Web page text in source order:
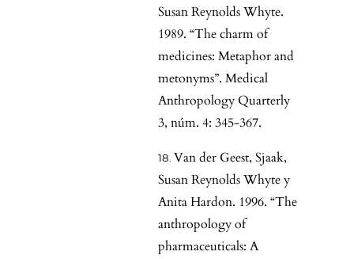
Susan Reynolds Whyte.
1989. “The charm of
medicines: Metaphor and
metonyms”. Medical
Anthropology Quarterly
3, núm. 4: 345-367.
Van der Geest, Sjaak,
Susan Reynolds Whyte y
Anita Hardon. 1996. “The
anthropology of
pharmaceuticals: A